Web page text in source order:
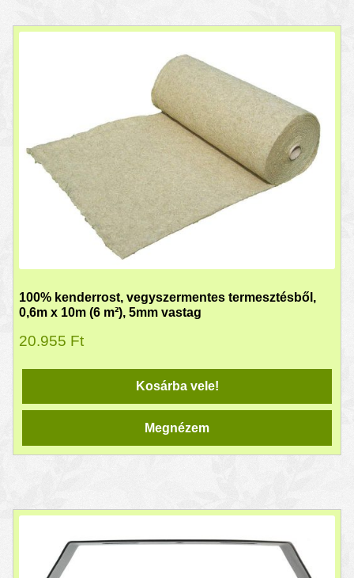
100% kenderrost, vegyszermentes termesztésből,
0,6m x 10m (6 m²), 5mm vastag
20.955 Ft
Kosárba vele!
Megnézem